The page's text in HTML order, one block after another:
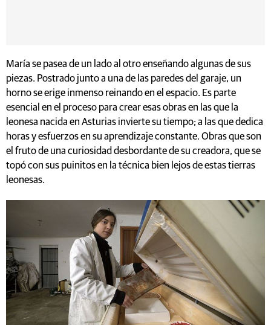
María se pasea de un lado al otro enseñando algunas de sus
piezas. Postrado junto a una de las paredes del garaje, un
horno se erige inmenso reinando en el espacio. Es parte
esencial en el proceso para crear esas obras en las que la
leonesa nacida en Asturias invierte su tiempo; a las que dedica
horas y esfuerzos en su aprendizaje constante. Obras que son
el fruto de una curiosidad desbordante de su creadora, que se
topó con sus puinitos en la técnica bien lejos de estas tierras
leonesas.